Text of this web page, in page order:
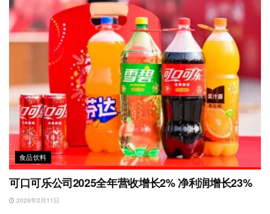
食品饮料
可口可乐公司2025全年营收增长2% 净利润增长23%
2026年2月11日